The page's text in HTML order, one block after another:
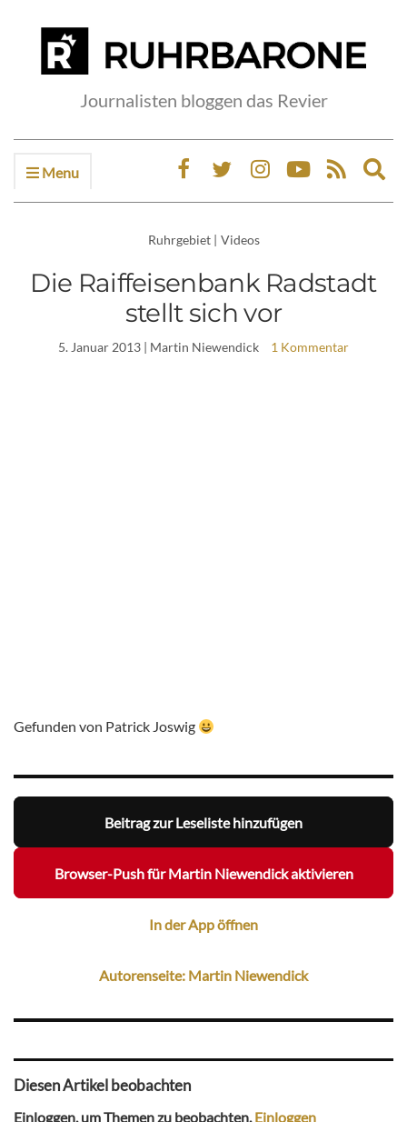
Journalisten bloggen das Revier
Menu
Ruhrgebiet | Videos
Die Raiffeisenbank Radstadt
stellt sich vor
5. Januar 2013 | Martin Niewendick 1 Kommentar
Gefunden von Patrick Joswig
Beitrag zur Leseliste hinzufügen
Browser-Push für Martin Niewendick aktivieren
In der App öffnen
Autorenseite: Martin Niewendick
Diesen Artikel beobachten
Einloggen, um Themen zu beobachten.Einloggen